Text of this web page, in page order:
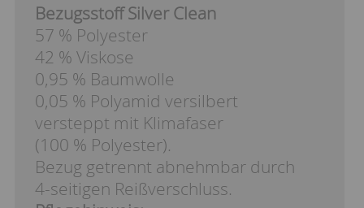
Bezugsstoff Silver Clean
57 % Polyester
42 % Viskose
0,95 % Baumwolle
0,05 % Polyamid versilbert
versteppt mit Klimafaser
(100 % Polyester).
Bezug getrennt abnehmbar durch
4-seitigen Reißverschluss.